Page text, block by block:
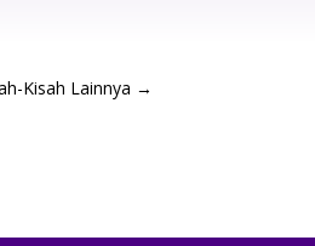
Kisah Lainnya →